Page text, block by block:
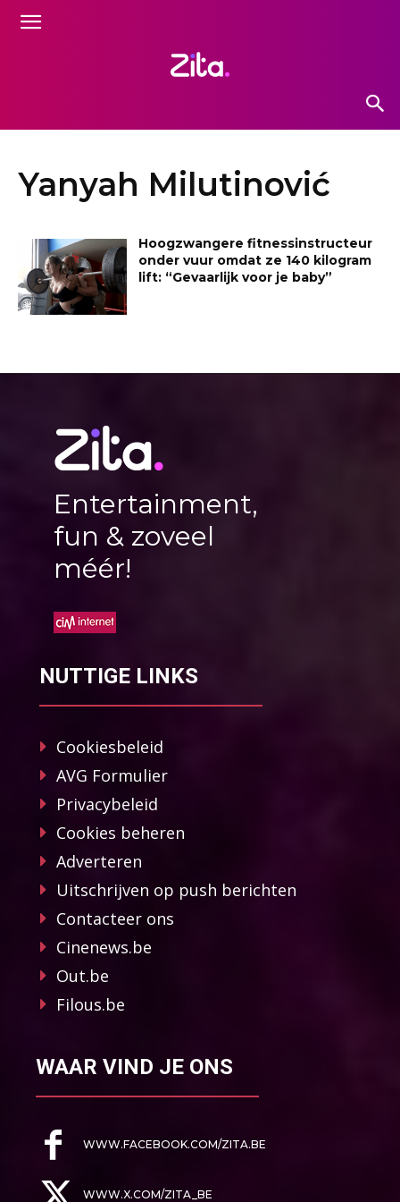
Yanyah Milutinović
Hoogzwangere fitnessinstructeur
onder vuur omdat ze 140 kilogram
lift: “Gevaarlijk voor je baby”
Entertainment,
fun & zoveel
méér!
NUTTIGE LINKS
Cookiesbeleid
AVG Formulier
Privacybeleid
Cookies beheren
Adverteren
Uitschrijven op push berichten
Contacteer ons
Cinenews.be
Out.be
Filous.be
WAAR VIND JE ONS
WWW.FACEBOOK.COM/ZITA.BE
WWW.X.COM/ZITA_BE